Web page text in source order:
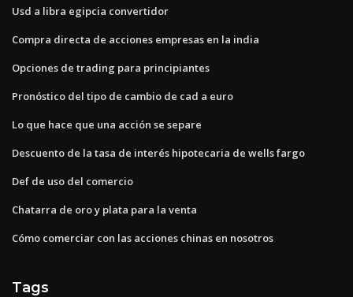
Usd a libra egipcia convertidor
Compra directa de acciones empresas en la india
Opciones de trading para principiantes
Pronóstico del tipo de cambio de cad a euro
Lo que hace que una acción se separe
Descuento de la tasa de interés hipotecaria de wells fargo
Def de uso del comercio
Chatarra de oro y plata para la venta
Cómo comerciar con las acciones chinas en nosotros
Tags